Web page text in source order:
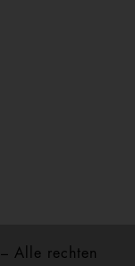
– Alle rechten